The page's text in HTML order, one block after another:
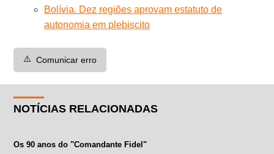
Bolívia. Dez regiões aprovam estatuto de
autonomia em plebiscito
⚠️ Comunicar erro
NOTÍCIAS RELACIONADAS
Os 90 anos do "Comandante Fidel"